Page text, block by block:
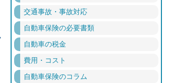
交通事故・事故対応
自動車保険の必要書類
自動車の税金
費用・コスト
自動車保険のコラム